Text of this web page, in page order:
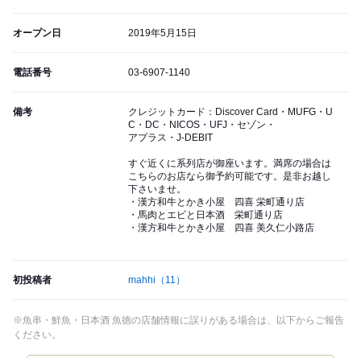
オープン日 2019年5月15日
電話番号 03-6907-1140
備考
クレジットカード：Discover Card・MUFG・U
C・DC・NICOS・UFJ・セゾン・
アプラス・J-DEBIT
すぐ近くに系列店が御座います。満席の場合は
こちらのお店なら御予約可能です。是非お越し
下さいませ。
・漢方和牛とかき小屋 四喜 栄町通り店
・馬肉とエビと日本酒 栄町通り店
・漢方和牛とかき小屋 四喜 美久仁小路店
初投稿者 mahhi （11）
※魚串・鮮魚・日本酒 魚徳の店舗情報に誤りがある場合は、以下からご報告
ください。